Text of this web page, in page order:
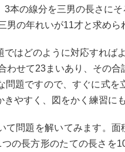
3本の線分を三男の長さに
男の年れいが11才と求めら
ではどのように対応すれば
わせて23まいあり、その
問題ですので、すぐに式
やすく、図をかく練習に
て問題を解いてみます。
の長方形のたての長さを